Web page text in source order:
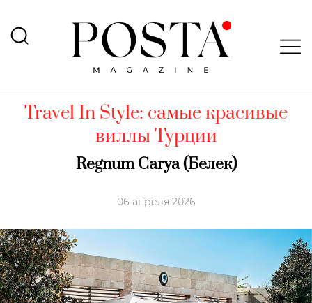
Travel In Style: самые красивые
виллы Турции
Regnum Carya (Белек)
06 апреля 2026